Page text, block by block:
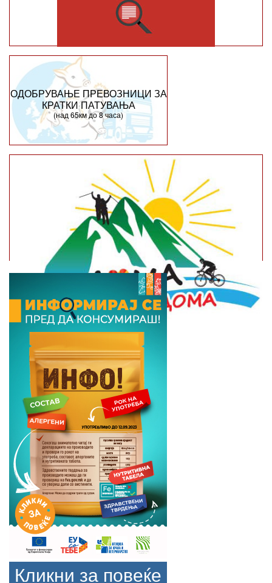
ОДОБРУВАЊЕ ПРЕВОЗНИЦИ ЗА
КРАТКИ ПАТУВАЊА
(над 65км до 8 часа)
Кликни за повеќе